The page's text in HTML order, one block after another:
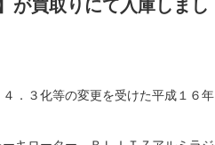
が買取りにて入庫しまし
．３化等の変更を受けた平成１６年